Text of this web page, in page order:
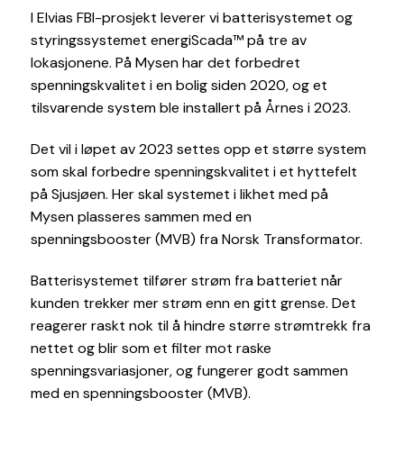
I Elvias FBI-prosjekt leverer vi batterisystemet og
styringssystemet energiScada™ på tre av
lokasjonene. På Mysen har det forbedret
spenningskvalitet i en bolig siden 2020, og et
tilsvarende system ble installert på Årnes i 2023.
Det vil i løpet av 2023 settes opp et større system
som skal forbedre spenningskvalitet i et hyttefelt
på Sjusjøen. Her skal systemet i likhet med på
Mysen plasseres sammen med en
spenningsbooster (MVB) fra Norsk Transformator.
Batterisystemet tilfører strøm fra batteriet når
kunden trekker mer strøm enn en gitt grense. Det
reagerer raskt nok til å hindre større strømtrekk fra
nettet og blir som et filter mot raske
spenningsvariasjoner, og fungerer godt sammen
med en spenningsbooster (MVB).